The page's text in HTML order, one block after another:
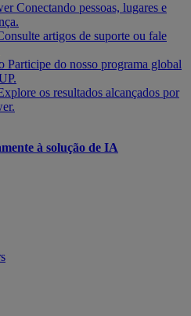
Conectando pessoas, lugares e
artigos de suporte ou fale
Participe do nosso programa global
os resultados alcançados por
à solução de IA